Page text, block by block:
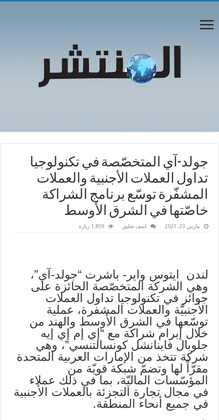
جولد-آي المتخصّصة في تكنولوجيا
تداول العملات الأجنبية والعملات
المشفّرة توسّع برنامج الشراكة
خاصّتها في الشرق الأوسط
مارس 23, 2021 اضف تعليق 1,859 زيارة
لندن ايتوس واير- باشرت “جولد-آي”،
وهي الشركة المتخصّصة الحائزة على
جوائز في تكنولوجيا تداول العملات
الأجنبيّة والعملات المشفرة، عملية
توسّعها في الشرق الأوسط والهند من
خلال إبرام شراكة مع “إي إم إي إيه
جلوبال فاينانشل كونسالتنسي”، وهي
شركة تتخذ من الإمارات العربية المتحدة
مقرّاً لها وتضمّ شبكة قويّة من
المؤسّسات الماليّة، بما في ذلك عملاء
في مجال تجارة التجزئة بالعملات الأجنبية
في جميع أنحاء المنطقة.